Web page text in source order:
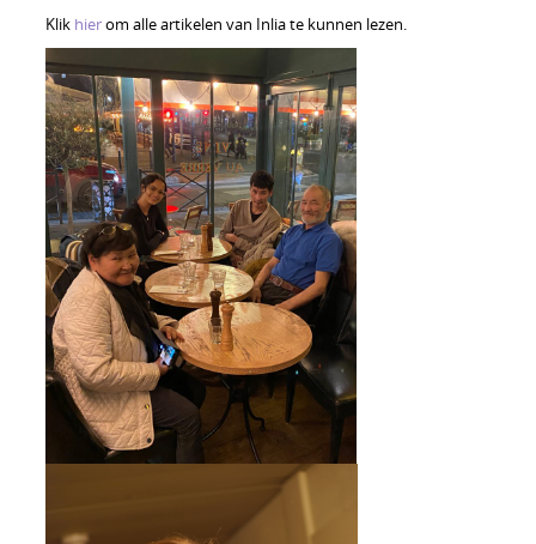
Klik hierom alle artikelen van Inlia te kunnen lezen.